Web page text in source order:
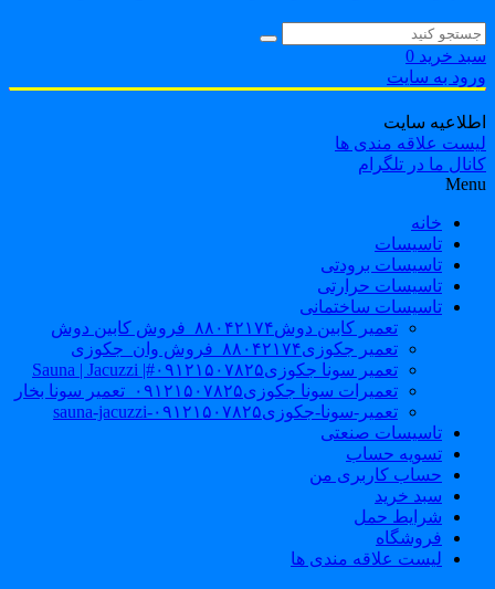
خرید 0
به سایت
سایت
علاقه مندی ها
ما در تلگرام
خانه
تاسیسات
تاسیسات برودتی
تاسیسات حرارتی
تاسیسات ساختمانی
تعمیر کابین دوش۸۸۰۴۲۱۷۴_فروش کابین دوش
تعمیر جکوزی۸۸۰۴۲۱۷۴_فروش وان_جکوزی
تعمیر سونا جکوزی۰۹۱۲۱۵۰۷۸۲۵#| Sauna | Jacuzzi
تعمیرات سونا جکوزی۰۹۱۲۱۵۰۷۸۲۵_تعمیر سونا بخار
تعمیر-سونا-جکوزی۰۹۱۲۱۵۰۷۸۲۵-sauna-jacuzzi
تاسیسات صنعتی
تسویه حساب
حساب کاربری من
سبد خرید
شرایط حمل
فروشگاه
لیست علاقه مندی ها